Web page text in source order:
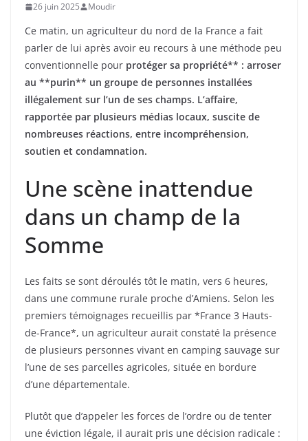
26 juin 2025 Moudir
Ce matin, un agriculteur du nord de la France a fait
parler de lui après avoir eu recours à une méthode peu
conventionnelle pour protéger sa propriété** : arroser
au **purin** un groupe de personnes installées
illégalement sur l’un de ses champs. L’affaire,
rapportée par plusieurs médias locaux, suscite de
nombreuses réactions, entre incompréhension,
soutien et condamnation.
Une scène inattendue
dans un champ de la
Somme
Les faits se sont déroulés tôt le matin, vers 6 heures,
dans une commune rurale proche d’Amiens. Selon les
premiers témoignages recueillis par *France 3 Hauts-
de-France*, un agriculteur aurait constaté la présence
de plusieurs personnes vivant en camping sauvage sur
l’une de ses parcelles agricoles, située en bordure
d’une départementale.
Plutôt que d’appeler les forces de l’ordre ou de tenter
une éviction légale, il aurait pris une décision radicale :